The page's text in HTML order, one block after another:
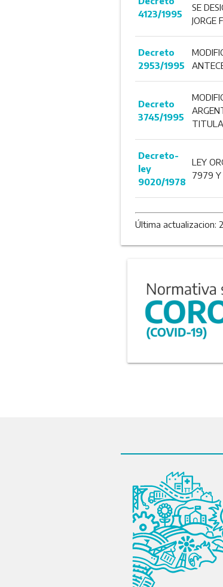
4123/1995
SE
JORGE
Decreto
2953/1995
Decreto
3745/1995
Decreto-
ley
9020/1978
LEY
7979 Y
Última actualizacion: